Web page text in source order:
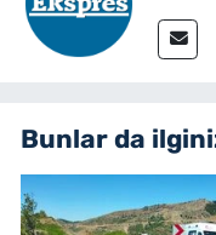
Bunlar da